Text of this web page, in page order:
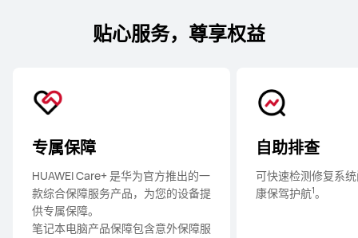
贴心服务，尊享权益
专属保障
HUAWEI Care+ 是华为官方推出的一
款综合保障服务产品，为您的设备提
供专属保障。
笔记本电脑产品保障包含意外保障服
自助排查
可快速检测修复系
康保驾护⁠航1。